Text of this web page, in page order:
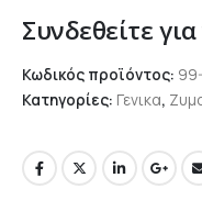
Συνδεθείτε
Κωδικός προϊόντος:
Κατηγορίες: Γενικα,